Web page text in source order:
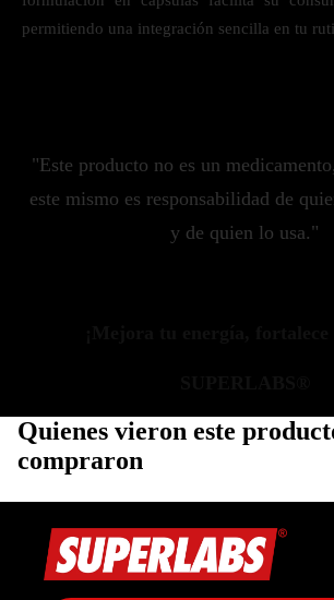
permitiendo una integración sencilla en tu
"Este producto no es un
este mismo es responsabilidad de
y de quien lo usa."
Quienes vieron este
compraron